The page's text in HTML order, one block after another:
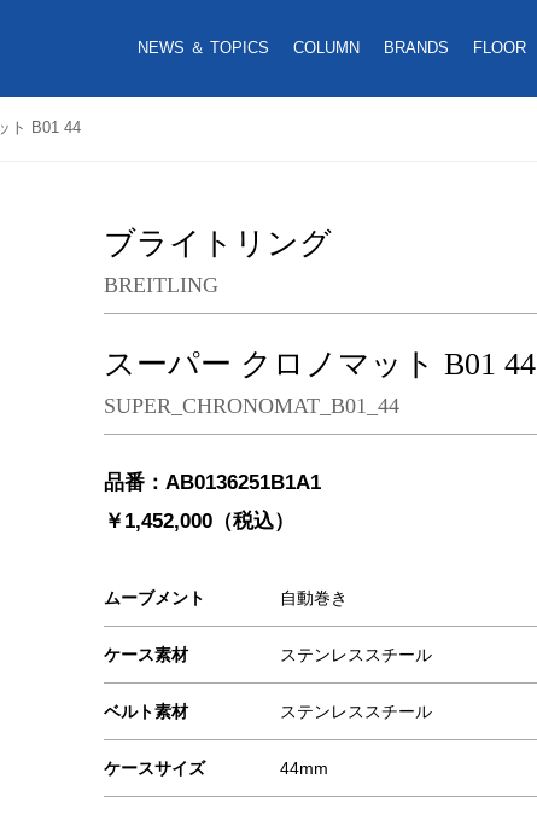
NEWS ＆ TOPICS COLUMN BRANDS FLOOR
ト B01 44
ブライトリング
BREITLING
スーパー クロノマット B01 44
SUPER_CHRONOMAT_B01_44
品番：AB0136251B1A1
￥1,452,000（税込）
ムーブメント 自動巻き
ケース素材 ステンレススチール
ベルト素材 ステンレススチール
ケースサイズ 44mm